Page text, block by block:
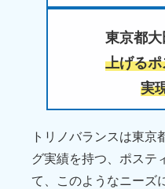
東京都
上げる
実
トリノバランスは東京
グ実績を持つ、ポステ
て、このようなニーズ